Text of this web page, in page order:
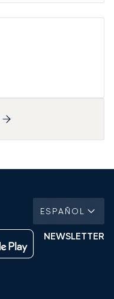
ESPAÑOL
NEWSLETTER